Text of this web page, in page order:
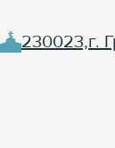
230023,г.